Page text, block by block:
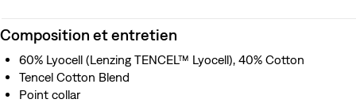
Composition et entretien
60% Lyocell (Lenzing TENCEL™ Lyocell), 40% Cotton
Tencel Cotton Blend
Point collar